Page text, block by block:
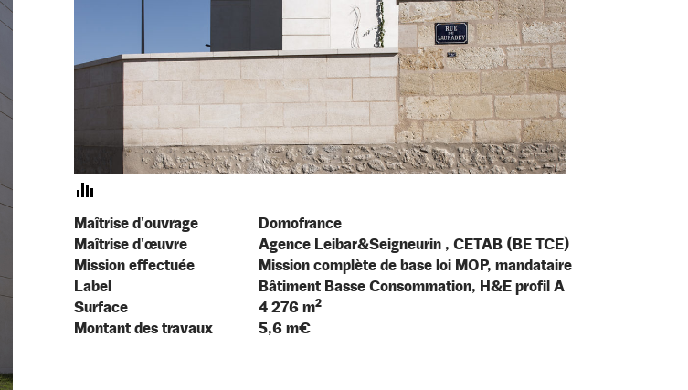
Maîtrise d'ouvrage
Domofrance
Maîtrise d'œuvre
Agence Leibar&Seigneurin , CETAB (BE TCE)
Mission effectuée
Mission complète de base loi MOP, mandataire
Label
Bâtiment Basse Consommation, H&E profil A
Surface
4 276 m²
Montant des travaux
5,6 m€